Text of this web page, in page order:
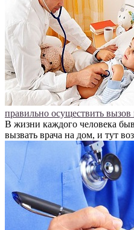
правильно осуществить вызов
В жизни каждого человека
вызвать врача на дом, и тут